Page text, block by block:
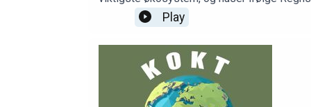
halvparten av det skattkammeret kloden
som 80 prosent av landjordas dyre- og
år. Den politiske håndteringen av
Kokt Klode kommer leder for
Regnskogfondet arbeider for å bevare
salen 18. september 2019. Produsent:
Play